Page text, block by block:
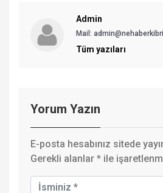
Admin
Mail:
Tüm yazıları
Yorum Yazın
E-posta hesabınız sitede
Gerekli alanlar * ile